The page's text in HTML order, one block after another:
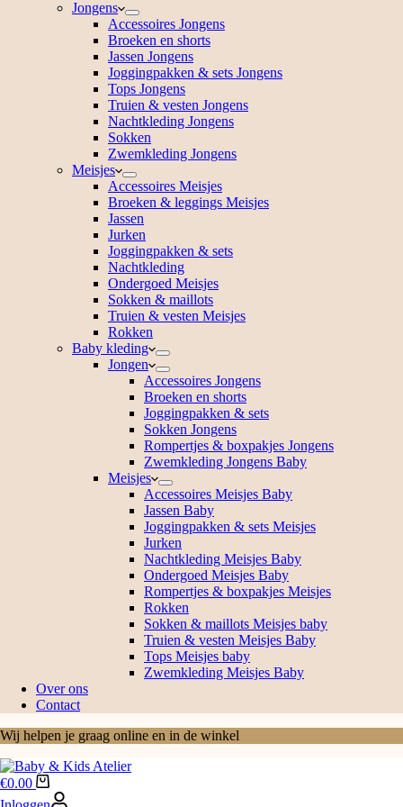
Jongens
Accessoires Jongens
Broeken en shorts
Jassen Jongens
Joggingpakken & sets Jongens
Tops Jongens
Truien & vesten Jongens
Nachtkleding Jongens
Sokken
Zwemkleding Jongens
Meisjes
Accessoires Meisjes
Broeken & leggings Meisjes
Jassen
Jurken
Joggingpakken & sets
Nachtkleding
Ondergoed Meisjes
Sokken & maillots
Truien & vesten Meisjes
Rokken
Baby kleding
Jongen
Accessoires Jongens
Broeken en shorts
Joggingpakken & sets
Sokken Jongens
Rompertjes & boxpakjes Jongens
Zwemkleding Jongens Baby
Meisjes
Accessoires Meisjes Baby
Jassen Baby
Joggingpakken & sets Meisjes
Jurken
Nachtkleding Meisjes Baby
Ondergoed Meisjes Baby
Rompertjes & boxpakjes Meisjes
Rokken
Sokken & maillots Meisjes baby
Truien & vesten Meisjes Baby
Tops Meisjes baby
Zwemkleding Meisjes Baby
Over ons
Contact
Wij helpen je graag online en in de winkel
Winkelwagen
€0.00